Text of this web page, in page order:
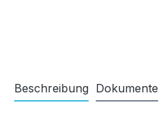
Beschreibung Dokumente